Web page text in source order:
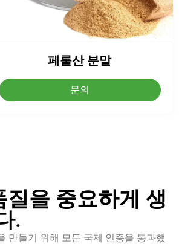
페룰산 분말
문의
을 중요하게 생
.
만들기 위해 모든 국제 인증을 통과했